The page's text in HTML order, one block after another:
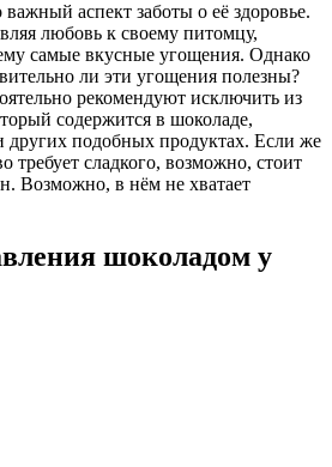
аспект заботы о её здоровье.
любовь к своему питомцу,
самые вкусные угощения. Однако
ли эти угощения полезны?
рекомендуют исключить из
содержится в шоколаде,
других подобных продуктах. Если же
требует сладкого, возможно, стоит
Возможно, в нём не хватает
шоколадом у